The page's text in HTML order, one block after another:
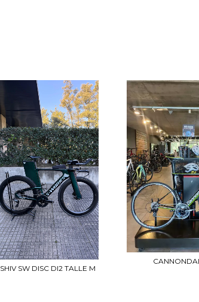
SHIV SW DISC DI2 TALLE M